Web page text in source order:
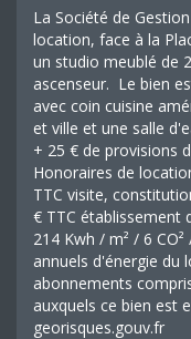
La Société de
location, face à la
un studio meublé de
ascenseur. Le bien
avec coin cuisine
et ville et une salle
+ 25 € de provisions
Honoraires de
TTC visite,
€ TTC établissement
214 Kwh / m² / 6
annuels d'énergie du
abonnements
auxquels ce bien est
georisques.gouv.fr